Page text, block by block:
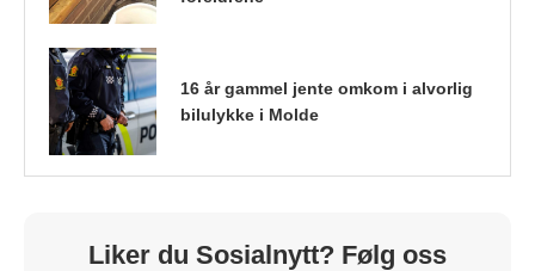
16 år gammel jente omkom i alvorlig
bilulykke i Molde
Liker du Sosialnytt? Følg oss